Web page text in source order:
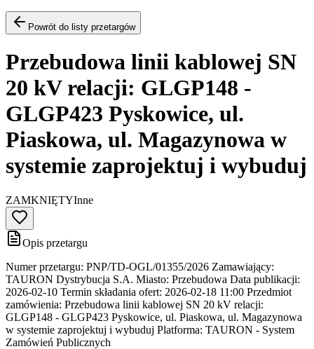
Powrót do listy przetargów
Przebudowa linii kablowej SN
20 kV relacji: GLGP148 -
GLGP423 Pyskowice, ul.
Piaskowa, ul. Magazynowa w
systemie zaprojektuj i wybuduj
ZAMKNIĘTYInne
Opis przetargu
Numer przetargu: PNP/TD-OGL/01355/2026 Zamawiający:
TAURON Dystrybucja S.A. Miasto: Przebudowa Data publikacji:
2026-02-10 Termin składania ofert: 2026-02-18 11:00 Przedmiot
zamówienia: Przebudowa linii kablowej SN 20 kV relacji:
GLGP148 - GLGP423 Pyskowice, ul. Piaskowa, ul. Magazynowa
w systemie zaprojektuj i wybuduj Platforma: TAURON - System
Zamówień Publicznych